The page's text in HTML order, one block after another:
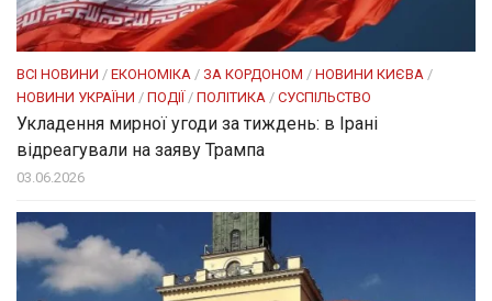
ВСІ НОВИНИ / ЕКОНОМІКА / ЗА КОРДОНОМ / НОВИНИ КИЄВА /
НОВИНИ УКРАЇНИ / ПОДІЇ / ПОЛІТИКА / СУСПІЛЬСТВО
Укладення мирної угоди за тиждень: в Ірані
відреагували на заяву Трампа
03.06.2026